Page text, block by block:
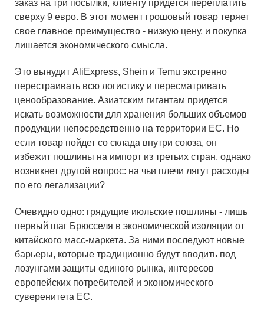
заказ на три посылки, клиенту придется переплатить
сверху 9 евро. В этот момент грошовый товар теряет
свое главное преимущество - низкую цену, и покупка
лишается экономического смысла.
Это вынудит AliExpress, Shein и Temu экстренно
перестраивать всю логистику и пересматривать
ценообразование. Азиатским гигантам придется
искать возможности для хранения больших объемов
продукции непосредственно на территории ЕС. Но
если товар пойдет со склада внутри союза, он
избежит пошлины на импорт из третьих стран, однако
возникнет другой вопрос: на чьи плечи лягут расходы
по его легализации?
Очевидно одно: грядущие июльские пошлины - лишь
первый шаг Брюсселя в экономической изоляции от
китайского масс-маркета. За ними последуют новые
барьеры, которые традиционно будут вводить под
лозунгами защиты единого рынка, интересов
европейских потребителей и экономического
суверенитета ЕС.